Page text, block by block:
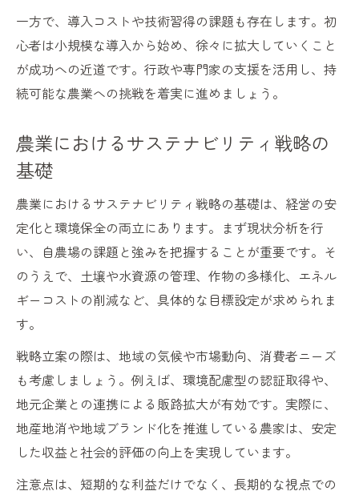
一方で、導入コストや技術習得の課題も存在します。初
心者は小規模な導入から始め、徐々に拡大していくこと
が成功への近道です。行政や専門家の支援を活用し、持
続可能な農業への挑戦を着実に進めましょう。
農業におけるサステナビリティ戦略の
基礎
農業におけるサステナビリティ戦略の基礎は、経営の安
定化と環境保全の両立にあります。まず現状分析を行
い、自農場の課題と強みを把握することが重要です。そ
のうえで、土壌や水資源の管理、作物の多様化、エネル
ギーコストの削減など、具体的な目標設定が求められま
す。
戦略立案の際は、地域の気候や市場動向、消費者ニーズ
も考慮しましょう。例えば、環境配慮型の認証取得や、
地元企業との連携による販路拡大が有効です。実際に、
地産地消や地域ブランド化を推進している農家は、安定
した収益と社会的評価の向上を実現しています。
注意点は、短期的な利益だけでなく、長期的な視点での